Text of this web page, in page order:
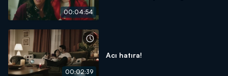
00:04:54
00:02:39
Acı hatıra!